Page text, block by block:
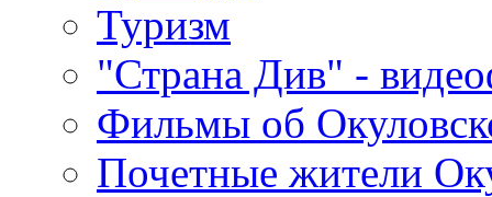
Туризм
"Страна Див" -
Фильмы об
Почетные жители